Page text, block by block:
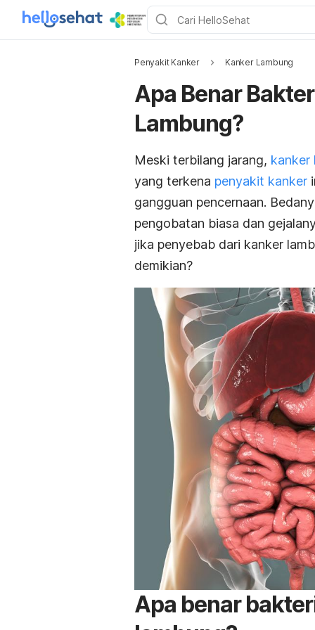
Penyakit Kanker Kanker Lambung
Apa Benar
Lambung?
Meski terbilang jarang, kanker
yang terkena penyakit kanker
gangguan pencernaan.
pengobatan biasa dan
jika penyebab dari kanker
demikian?
Apa benar